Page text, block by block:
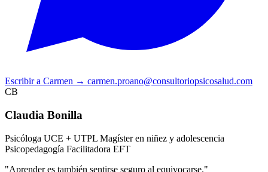
Escribir a Carmen → carmen.proano@consultoriopsicosalud.com
CB
Claudia Bonilla
Psicóloga UCE + UTPL Magíster en niñez y adolescencia
Psicopedagogía Facilitadora EFT
"Aprender es también sentirse seguro al equivocarse."